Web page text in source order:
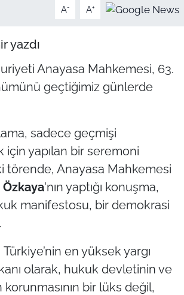
A- A+
yazdı
Anayasa Mahkemesi, 63.
geçtiğimiz günlerde
sadece geçmişi
için yapılan bir seremoni
törende, Anayasa Mahkemesi
'nın yaptığı konuşma,
manifestosu, bir demokrasi
Türkiye’nin en yüksek yargı
olarak, hukuk devletinin ve
korunmasının bir lüks değil,